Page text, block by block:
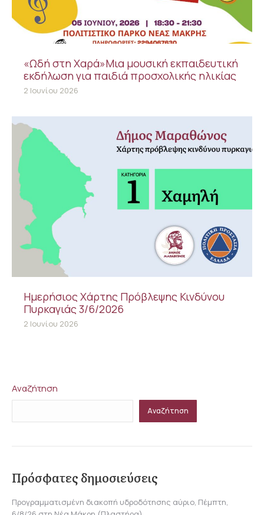
«Ωδή στη Χαρά»Μια μουσική εκπαιδευτική
εκδήλωση για παιδιά προσχολικής ηλικίας
2 Ιουνίου 2026
Ημερήσιος Χάρτης Πρόβλεψης Κινδύνου
Πυρκαγιάς 3/6/2026
2 Ιουνίου 2026
Αναζήτηση
Αναζήτηση
Πρόσφατες δημοσιεύσεις
Προγραμματισμένη διακοπή υδροδότησης αύριο, Πέμπτη,